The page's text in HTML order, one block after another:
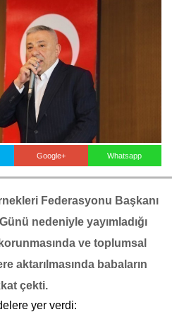
Google+ Whatsapp
Federasyonu Başkanı
nedeniyle yayımladığı
ve toplumsal
aktarılmasında babaların
çekti.
yer verdi:
KÜNYE
İLETİŞİM
Haberin Doğru Adresi.